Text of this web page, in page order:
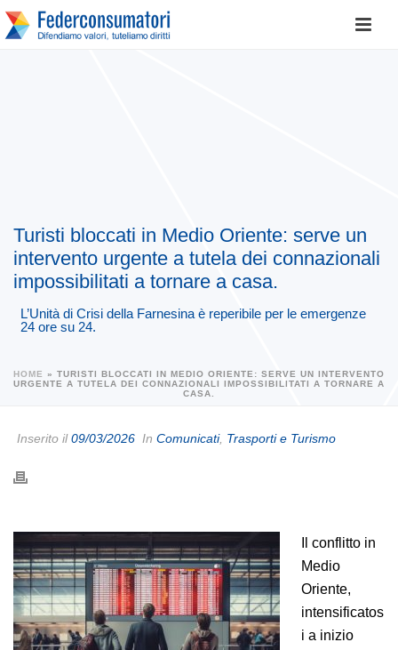
Turisti bloccati in Medio Oriente: serve un
intervento urgente a tutela dei connazionali
impossibilitati a tornare a casa.
L’Unità di Crisi della Farnesina è reperibile per le emergenze
24 ore su 24.
HOME » TURISTI BLOCCATI IN MEDIO ORIENTE: SERVE UN INTERVENTO
URGENTE A TUTELA DEI CONNAZIONALI IMPOSSIBILITATI A TORNARE A
CASA.
Inserito il09/03/2026 In Comunicati, Trasporti e Turismo
Il conflitto in
Medio
Oriente,
intensificatos
i a inizio